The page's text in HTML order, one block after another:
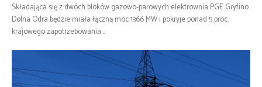
Składająca się z dwóch bloków gazowo-parowych elektrownia PGE Gryfino
Dolna Odra będzie miała łączną moc 1366 MW i pokryje ponad 5 proc.
krajowego zapotrzebowania...